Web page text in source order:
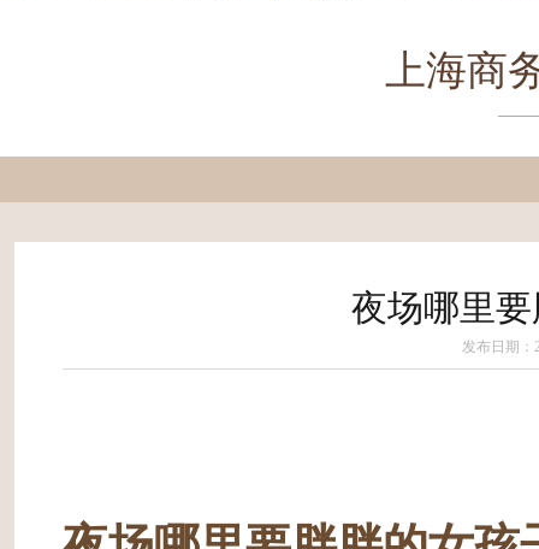
上海商
夜场哪里
发布日期：